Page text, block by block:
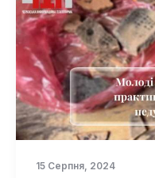
15 Серпня, 2024